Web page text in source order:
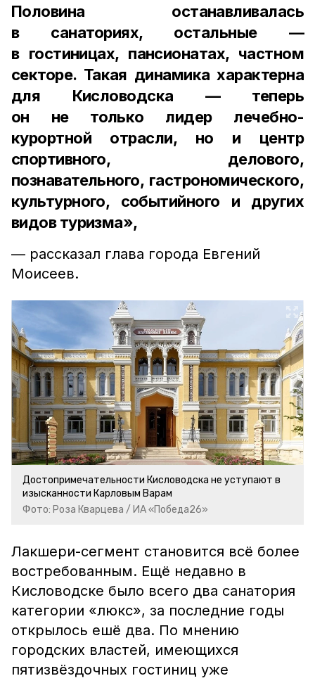
Половина останавливалась
в санаториях, остальные —
в гостиницах, пансионатах, частном
секторе. Такая динамика характерна
для Кисловодска — теперь
он не только лидер лечебно-
курортной отрасли, но и центр
спортивного, делового,
познавательного, гастрономического,
культурного, событийного и других
видов туризма»,
— рассказал глава города Евгений
Моисеев.
Достопримечательности Кисловодска не уступают в
изысканности Карловым Варам
Фото: Роза Кварцева / ИА «Победа26»
Лакшери-сегмент становится всё более
востребованным. Ещё недавно в
Кисловодске было всего два санатория
категории «люкс», за последние годы
открылось ешё два. По мнению
городских властей, имеющихся
пятизвёздочных гостиниц уже